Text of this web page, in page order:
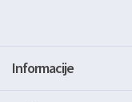
Informacije